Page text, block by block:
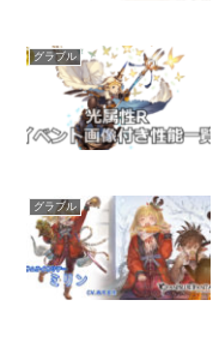
グラブル
グラブル